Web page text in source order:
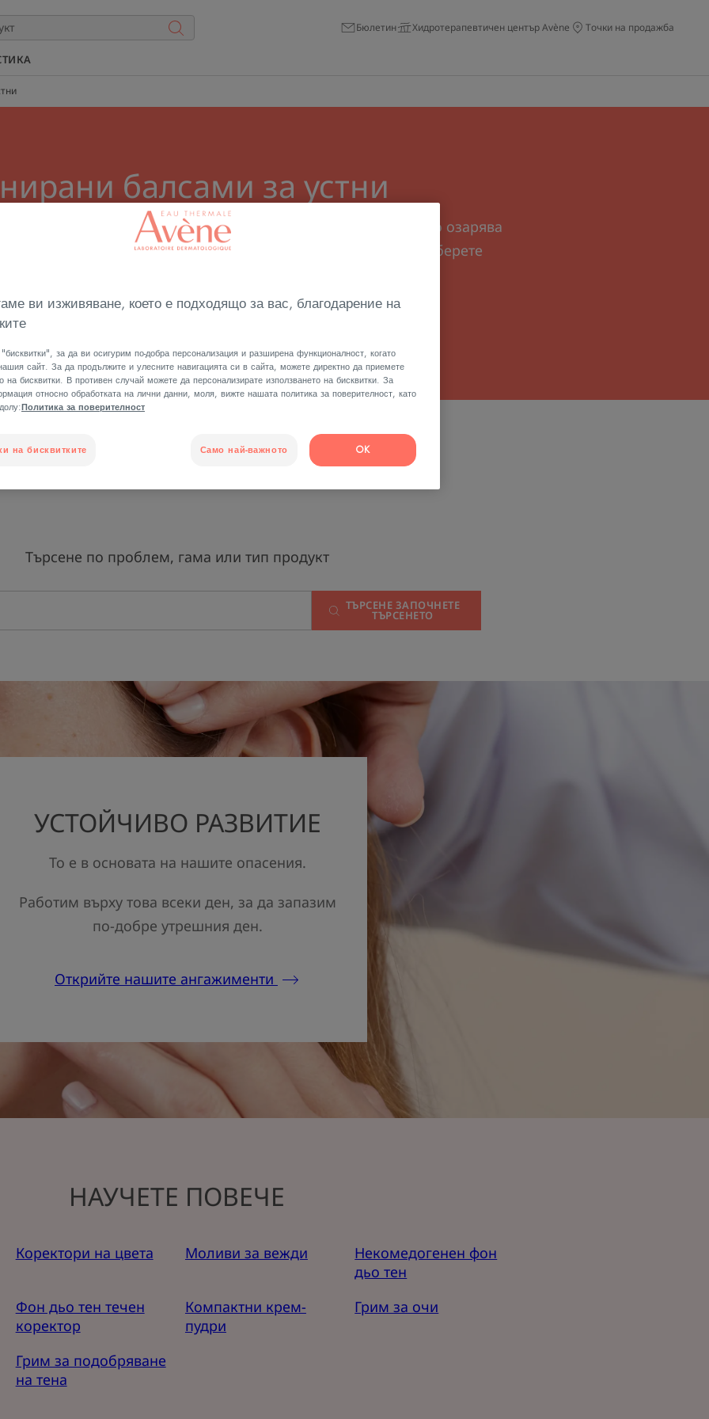
Бюлетин Хидротерапевтичен център Avène Точки на продажба
балсами за устни
устни предлага комфорта на стик за устни с нотка цвят, която озарява
съчетаете толерантност, комфорт и сетивно удоволствие, изберете
Търсене по проблем, гама или тип продукт
ТЪРСЕНЕ ЗАПОЧНЕТЕ
ТЪРСЕНЕТО
УСТОЙЧИВО РАЗВИТИЕ
То е в основата на нашите опасения.
Работим върху това всеки ден, за да запазим
по-добре утрешния ден.
Открийте нашите ангажименти
НАУЧЕТЕ ПОВЕЧЕ
Коректори на цвета Моливи за вежди
Некомедогенен фон
дьо тен
Фон дьо тен течен
коректор
Компактни крем-
пудри
Грим за очи
Грим за подобряване
на тена
ви изживяване, което е подходящо за вас, благодарение на
за да ви осигурим по-добра персонализация и разширена функционалност, когато
сайт. За да продължите и улесните навигацията си в сайта, можете директно да приемете
на бисквитки. В противен случай можете да персонализирате използването на бисквитки. За
относно обработката на лични данни, моля, вижте нашата политика за поверителност, като
Политика за поверителност
на бисквитките Само най-важното OK